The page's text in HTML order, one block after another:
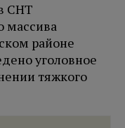
СНТ
массива
районе
уголовное
тяжкого